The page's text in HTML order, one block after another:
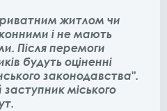
приватним житлом чи
і не мають
Після перемоги
будуть оціненні
законодавства".
міського